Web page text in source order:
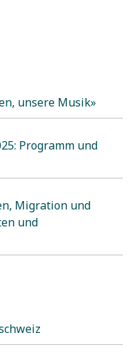
unsere Musik»
Programm und
Migration und
und